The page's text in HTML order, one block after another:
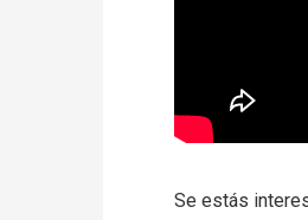
Se estás